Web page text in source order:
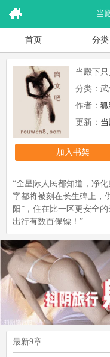
当
首页 分类
当殿下
分类：
作者：
更新：
加入书架
“全星际人民都知道，净
字都将被刻在长生碑上，
阳”，住在比一区更安全
出行有数百保镖！” ..
最新9章